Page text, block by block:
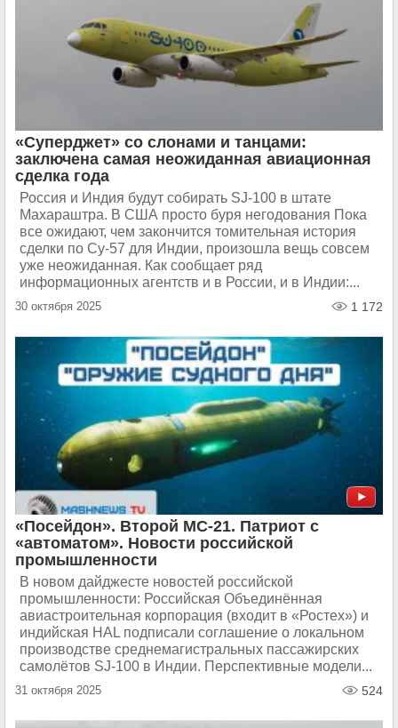
«Суперджет» со слонами и танцами:
заключена самая неожиданная авиационная
сделка года
Россия и Индия будут собирать SJ-100 в штате
Махараштра. В США просто буря негодования Пока
все ожидают, чем закончится томительная история
сделки по Су-57 для Индии, произошла вещь совсем
уже неожиданная. Как сообщает ряд
информационных агентств и в России, и в Индии:...
30 октября 2025 1 172
«Посейдон». Второй МС-21. Патриот с
«автоматом». Новости российской
промышленности
В новом дайджесте новостей российской
промышленности: Российская Объединённая
авиастроительная корпорация (входит в «Ростех») и
индийская HAL подписали соглашение о локальном
производстве среднемагистральных пассажирских
самолётов SJ-100 в Индии. Перспективные модели...
31 октября 2025 524